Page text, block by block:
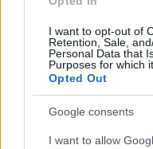
I want to opt-out of
Retention, Sale,
Personal Data that
Purposes for which
Opted Out
Google consents
I want to allow
lisztharmatnál
számításba.
hatékony
összeboruló
gombákat, a
kiküszöbölhetjük.